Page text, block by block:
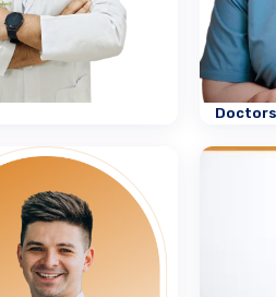
Doctors